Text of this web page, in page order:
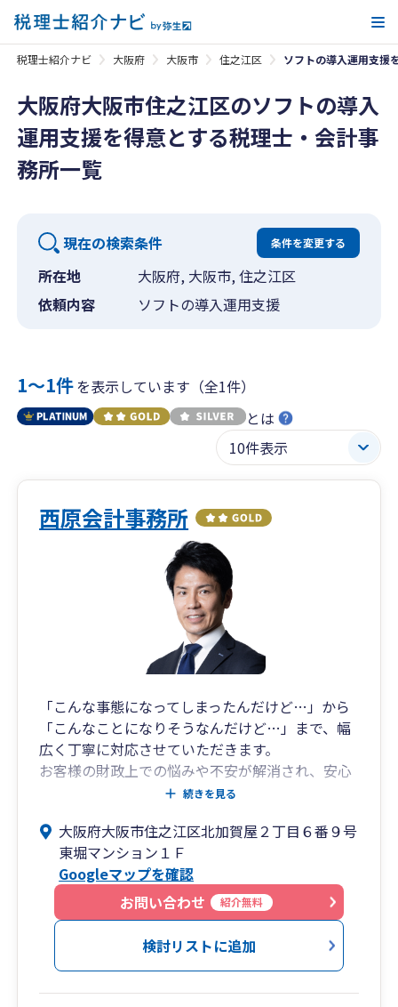
税理士紹介ナビ 大阪府 大阪市 住之江区 ソフトの導入運用支援
大阪府大阪市住之江区のソフトの導入
運用支援を得意とする税理士・会計事
務所一覧
現在の検索条件 条件を変更する
所在地
大阪府, 大阪市, 住之江区
依頼内容
ソフトの導入運用支援
1〜1件を表示しています（全1件）
とは
西原会計事務所
「こんな事態になってしまったんだけど…」から
「こんなことになりそうなんだけど…」まで、幅
広く丁寧に対応させていただきます。
お客様の財政上での悩みや不安が解消され、安心
かつ前向きな気持ちをもっていただくことが私の
く”が私のモットー。
時にはシビアに、時にはざっくばらんに…。そん
な姿勢でお客様のためになるコミュニケーション
を行い、より良い関係の構築を目指しています。
すべてのお客様へ税理士が直接対応いたします。
また、クラウドやチャットなどネットツールを積
続きを見る
大阪府大阪市住之江区北加賀屋２丁目６番９号
東堀マンション１Ｆ
Googleマップを確認
お問い合わせ
紹介無料
検討リストに追加